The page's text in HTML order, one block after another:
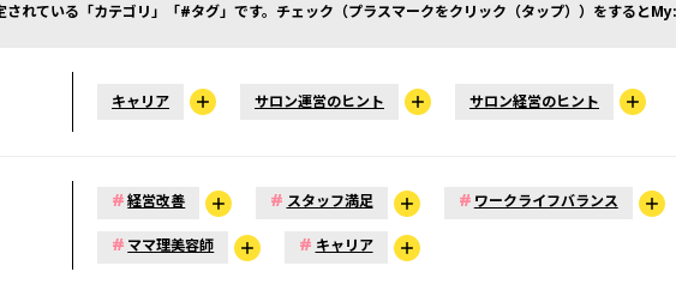
されている「カテゴリ」「#タグ」です。チェック（プラスマークをクリック（タップ））をすると
キャリア サロン運営のヒント サロン経営のヒント
#経営改善 # スタッフ満足 # ワークライフバランス
# ママ理美容師 # キャリア